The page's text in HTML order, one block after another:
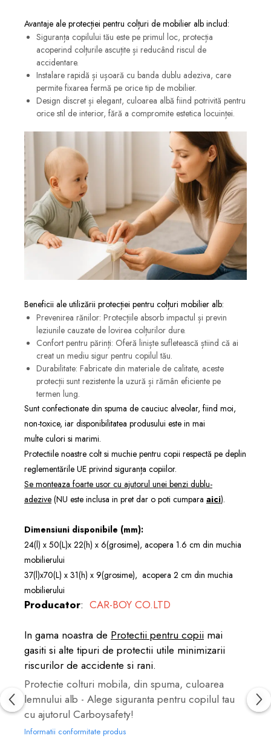
Avantaje ale protecției pentru colțuri de mobilier alb includ:
Siguranța copilului tău este pe primul loc, protecția
acoperind colțurile ascuțite și reducând riscul de
accidentare.
Instalare rapidă și ușoară cu banda dublu adeziva, care
permite fixarea fermă pe orice tip de mobilier.
Design discret și elegant, culoarea albă fiind potrivită pentru
orice stil de interior, fără a compromite estetica locuinței.
Beneficii ale utilizării protecției pentru colțuri mobilier alb:
Prevenirea rănilor: Protecțiile absorb impactul și previn
leziunile cauzate de lovirea colțurilor dure.
Confort pentru părinți: Oferă liniște sufletească știind că ai
creat un mediu sigur pentru copilul tău.
Durabilitate: Fabricate din materiale de calitate, aceste
protecții sunt rezistente la uzură și rămân eficiente pe
termen lung.
Sunt confectionate din spuma de cauciuc alveolar, fiind moi,
non-toxice, iar disponibilitatea produsului este in mai
multe culori si marimi.
Protectiile noastre colt si muchie pentru copii respectă pe deplin
reglementările UE privind siguranța copiilor.
Se monteaza foarte usor cu ajutorul unei benzi dublu-
adezive (NU este inclusa in pret dar o poti cumpara aici).
Dimensiuni disponibile (mm):
24(l) x 50(L)x 22(h) x 6(grosime), acopera 1.6 cm din muchia
mobilierului
37(l)x70(L) x 31(h) x 9(grosime), acopera 2 cm din muchia
mobilierului
Producator: CAR-BOY CO.LTD
In gama noastra de Protectii pentru copii mai
gasiti si alte tipuri de protectii utile minimizarii
riscurilor de accidente si rani.
Protectie colturi mobila, din spuma, culoarea
lemnului alb - Alege siguranta pentru copilul tau
cu ajutorul Carboysafety!
Informatii conformitate produs